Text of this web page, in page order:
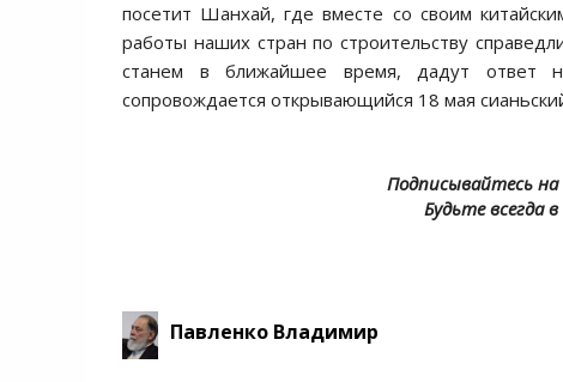
посетит Шанхай, где вместе со своим
работы наших стран по строительству
станем в ближайшее время, дадут ответ
сопровождается открывающийся 18 мая
Подписывайтесь
Будьте всегда
Павленко Владимир